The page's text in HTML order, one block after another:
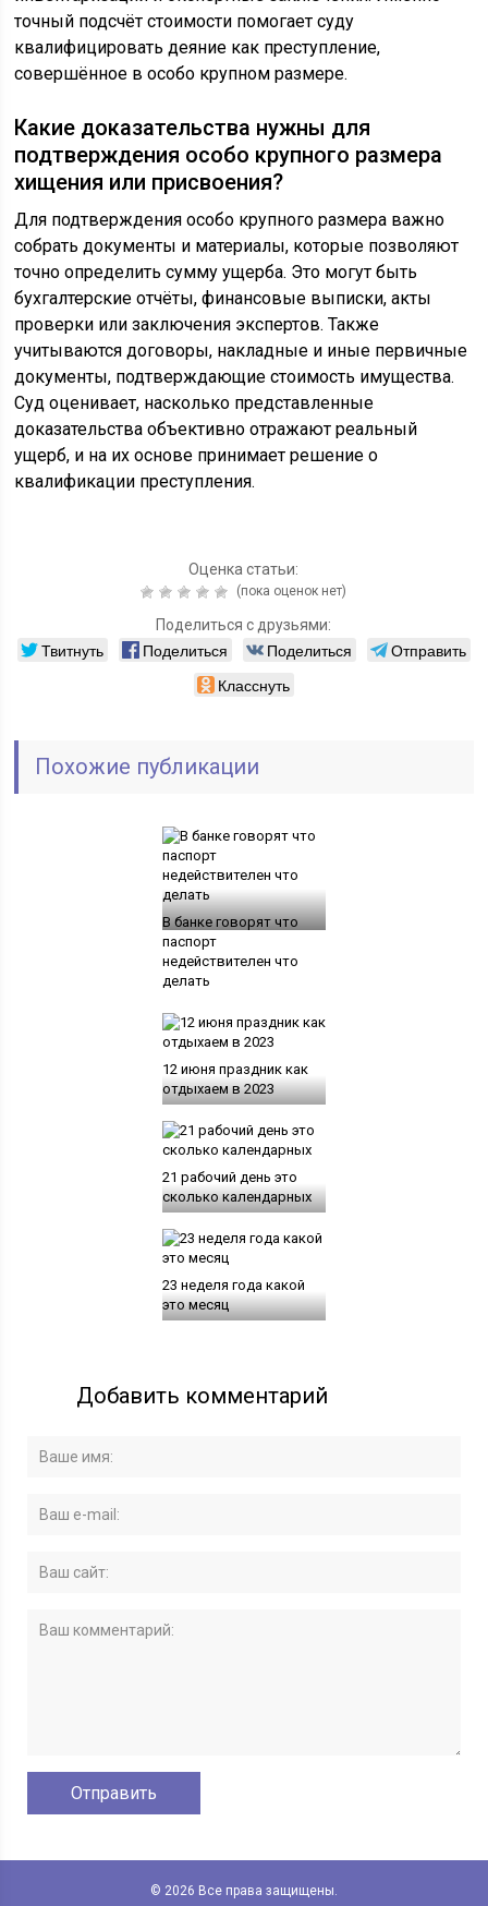
точный подсчёт стоимости помогает суду
квалифицировать деяние как преступление,
совершённое в особо крупном размере.
Какие доказательства нужны для
подтверждения особо крупного размера
хищения или присвоения?
Для подтверждения особо крупного размера важно
собрать документы и материалы, которые позволяют
точно определить сумму ущерба. Это могут быть
бухгалтерские отчёты, финансовые выписки, акты
проверки или заключения экспертов. Также
учитываются договоры, накладные и иные первичные
документы, подтверждающие стоимость имущества.
Суд оценивает, насколько представленные
доказательства объективно отражают реальный
ущерб, и на их основе принимает решение о
квалификации преступления.
Оценка статьи:
(пока оценок нет)
Поделиться с друзьями:
Твитнуть Поделиться Поделиться
Отправить
Класснуть
Похожие публикации
В банке говорят что
паспорт
недействителен что
делать
12 июня праздник как
отдыхаем в 2023
21 рабочий день это
сколько календарных
23 неделя года какой
это месяц
Добавить комментарий
© 2026 Все права защищены.